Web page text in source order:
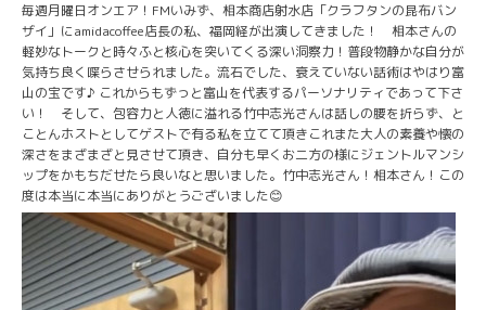
毎週月曜日オンエア！FMいみず、相本商店射水店「クラフタンの昆布バン
ザイ」にamidacoffee店長の私、福岡経が出演してきました！ 相本さんの
軽妙なトークと時々ふと核心を突いてくる深い洞察力！普段物静かな自分が
気持ち良く喋らさせられました。流石でした、衰えていない話術はやはり富
山の宝です♪ これからもずっと富山を代表するパーソナリティであって下さ
い！ そして、包容力と人徳に溢れる竹中志光さんは話しの腰を折らず、と
ことんホストとしてゲストで有る私を立てて頂きこれまた大人の素養や懐の
深さをまざまざと見させて頂き、自分も早くお二方の様にジェントルマンシ
ップをかもちだせたら良いなと思いました。竹中志光さん！相本さん！この
度は本当に本当にありがとうございました😊